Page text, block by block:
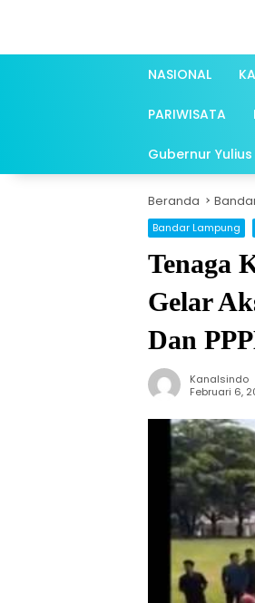
NASIONAL
PARIWISATA
Gubernur
Beranda
Bandar Lampung
Tenaga
Gelar
Dan
Kanalsindo
Februari 6,